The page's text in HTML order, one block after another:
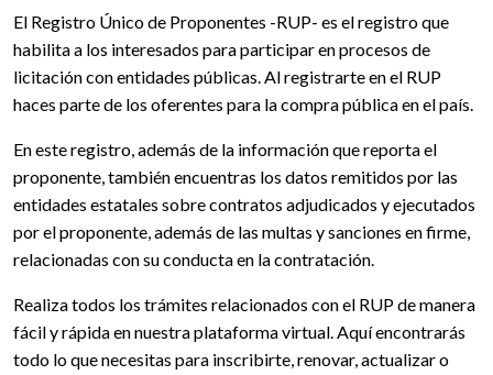
El Registro Único de Proponentes -RUP- es el registro que
habilita a los interesados para participar en procesos de
licitación con entidades públicas. Al registrarte en el RUP
haces parte de los oferentes para la compra pública en el país.
En este registro, además de la información que reporta el
proponente, también encuentras los datos remitidos por las
entidades estatales sobre contratos adjudicados y ejecutados
por el proponente, además de las multas y sanciones en firme,
relacionadas con su conducta en la contratación.
Realiza todos los trámites relacionados con el RUP de manera
fácil y rápida en nuestra plataforma virtual. Aquí encontrarás
todo lo que necesitas para inscribirte, renovar, actualizar o